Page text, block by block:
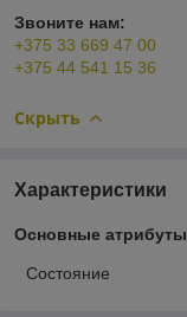
Звоните нам:
+375 33 669 47 00
+375 44 541 15 36
Скрыть
Характеристики
Основные атрибуты
Состояние